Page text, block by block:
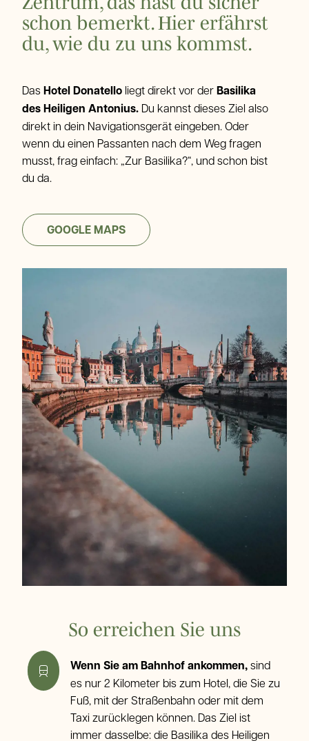
schon bemerkt. Hier erfährst
du, wie du zu uns kommst.
DasHotel Donatello liegt direkt vor derBasilika
des Heiligen Antonius. Du kannst dieses Ziel also
direkt in dein Navigationsgerät eingeben. Oder
wenn du einen Passanten nach dem Weg fragen
musst, frag einfach: „Zur Basilika?“, und schon bist
du da.
GOOGLE MAPS
So erreichen Sie uns
Wenn Sie am Bahnhof ankommen,sind
es nur 2 Kilometer bis zum Hotel, die Sie zu
Fuß, mit der Straßenbahn oder mit dem
Taxi zurücklegen können. Das Ziel ist
immer dasselbe: die Basilika des Heiligen